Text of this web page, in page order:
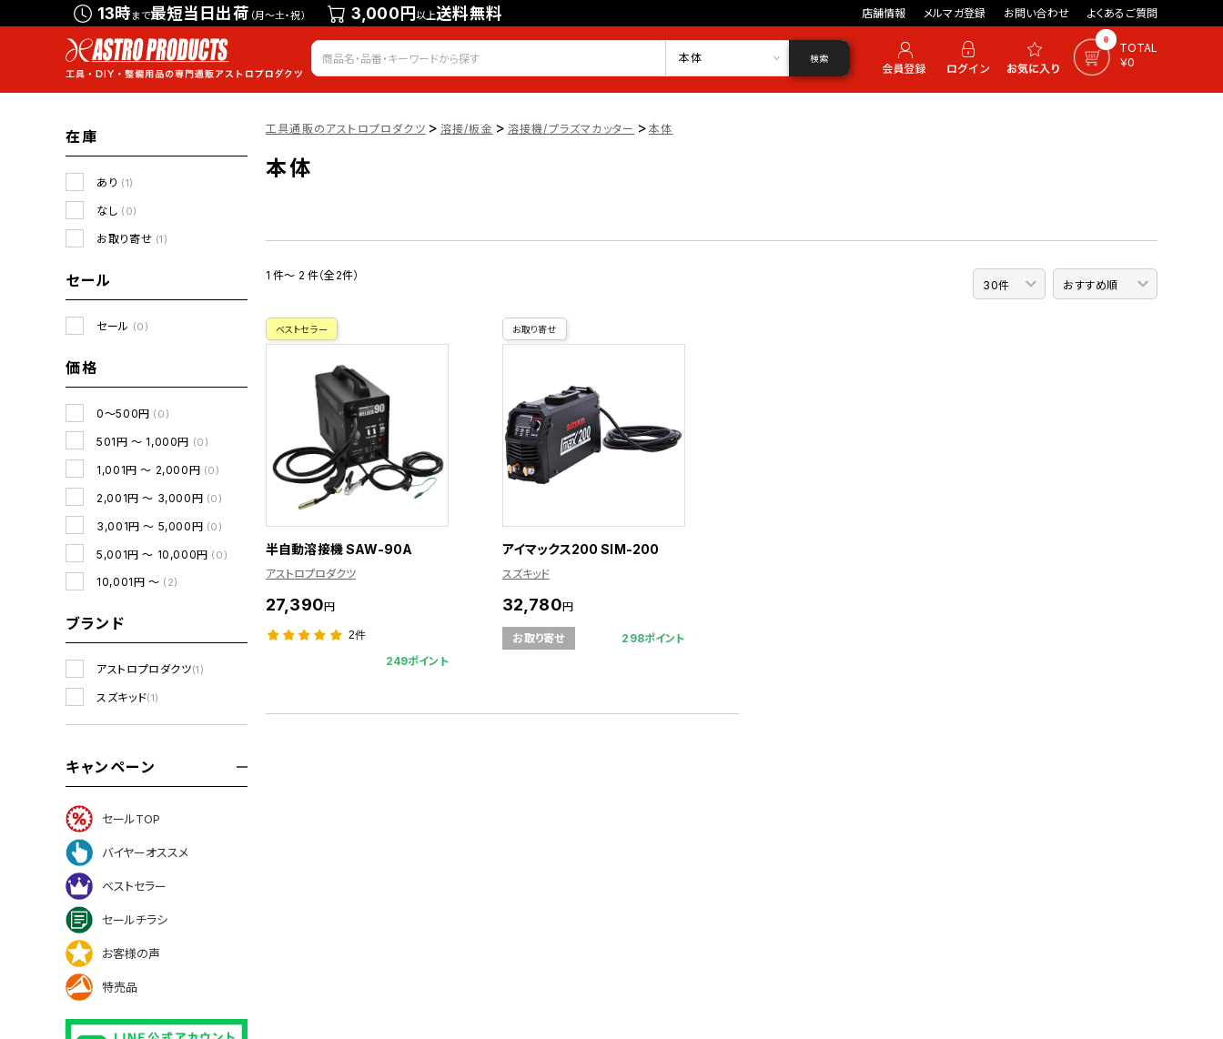
13時まで最短当日出荷 （月～土・祝） 3,000円以上送料無料 店舗情報 メルマガ登録 お問い合わせ よくあるご質問
会員登録 ログイン お気に入り 0
TOTAL
￥0
本体 検索
在庫
あり (1)
なし (0)
お取り寄せ (1)
セール
セール (0)
価格
0～500円 (0)
501円 ～ 1,000円 (0)
1,001円 ～ 2,000円 (0)
2,001円 ～ 3,000円 (0)
3,001円 ～ 5,000円 (0)
5,001円 ～ 10,000円 (0)
10,001円 ～ (2)
ブランド
アストロプロダクツ(1)
スズキッド(1)
キャンペーン
セールTOP
バイヤーオススメ
ベストセラー
セールチラシ
お客様の声
特売品
工具通販のアストロプロダクツ > 溶接/板金 > 溶接機/プラズマカッター > 本体
本体
1 件～ 2 件（全2件）
ベストセラー
半自動溶接機 SAW-90A
アストロプロダクツ
27,390円
2件
249ポイント
お取り寄せ
アイマックス200 SIM-200
スズキッド
32,780円
お取り寄せ 298ポイント